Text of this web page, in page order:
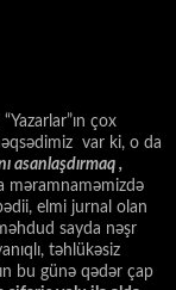
çox
var ki, o da
asanlaşdırmaq ,
məramnaməmizdə
elmi jurnal olan
sayda nəşr
təhlükəsiz
bu günə qədər çap